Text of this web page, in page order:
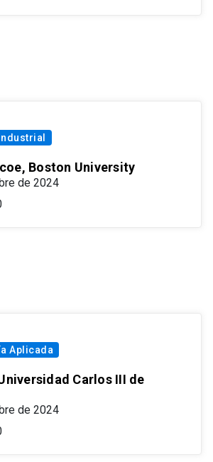
Boston University
de 2024
Aplicada
Carlos III de
de 2024